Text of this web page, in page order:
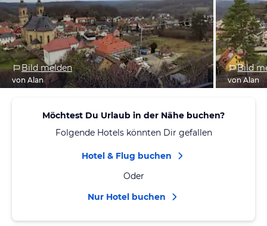
Bild melden
von Alan
Bild
von Alan
Möchtest Du Urlaub in der Nähe buchen?
Folgende Hotels könnten Dir gefallen
Hotel & Flug buchen
Oder
Nur Hotel buchen